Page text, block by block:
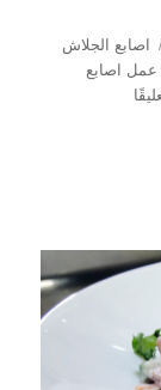
الوسوم
اصابع الجلاش
اصابع